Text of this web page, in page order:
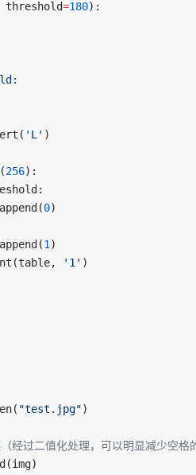
threshold=180):
'L' )
(256):
0)
1 )
'1' )
"test.jpg")
经过二值化处理，可以明显减少空格